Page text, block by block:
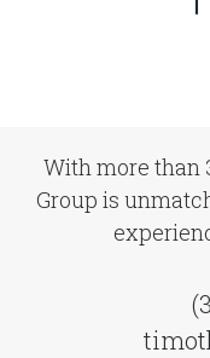
With more than
Group is